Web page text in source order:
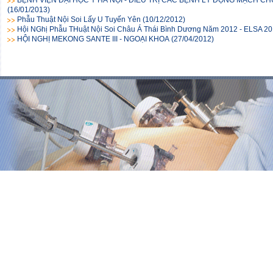
(16/01/2013)
Phẫu Thuật Nội Soi Lấy U Tuyến Yên (10/12/2012)
Hội NGhị Phẫu THuật Nội Soi Châu Á Thái Bình Dương Năm 2012 - ELSA
HỘI NGHỊ MEKONG SANTE III - NGOẠI KHOA (27/04/2012)